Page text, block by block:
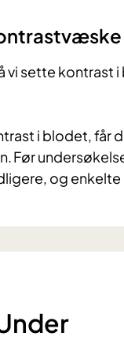
vi sette kontrast
i blodet, får
Før
og enkelte